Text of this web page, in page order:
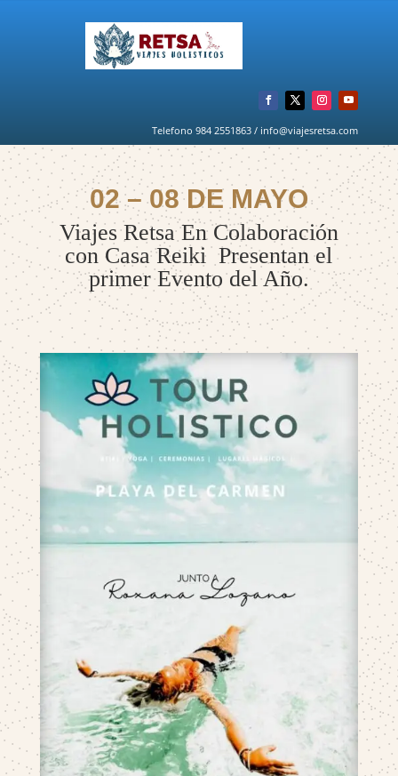
Telefono 984 2551863 / info@viajesretsa.com
02 – 08 DE MAYO
Viajes Retsa En Colaboración
con Casa Reiki Presentan el
primer Evento del Año.